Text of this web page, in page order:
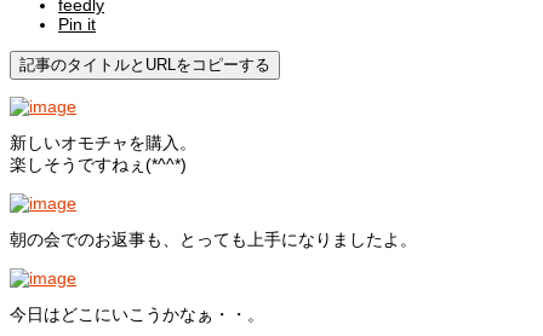
feedly
Pin it
記事のタイトルとURLをコピーする
新しいオモチャを購入。
楽しそうですねぇ(*^^*)
朝の会でのお返事も、とっても上手になりましたよ。
今日はどこにいこうかなぁ・・。